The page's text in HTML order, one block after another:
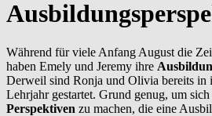
Während für viele Anfang August die
haben Emely und Jeremy ihre
Derweil sind Ronja und Olivia bereits in
Lehrjahr gestartet. Grund genug, um sich
Perspektiven zu machen, die eine